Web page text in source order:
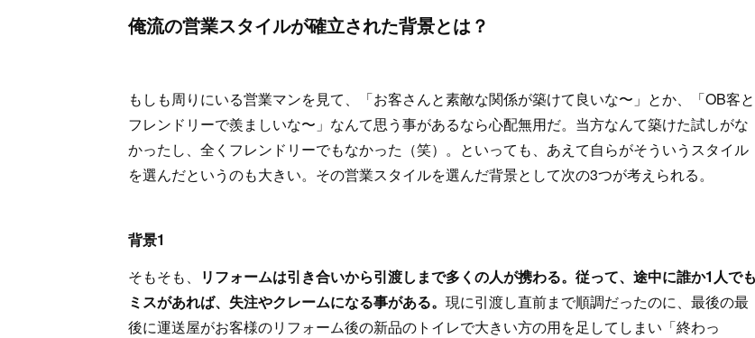
俺流の営業スタイルが確立された背景とは？
もしも周りにいる営業マンを見て、「お客さんと素敵な関係が築けて良いな〜」とか、「OB客と
フレンドリーで羨ましいな〜」なんて思う事があるなら心配無用だ。当方なんて築けた試しがな
かったし、全くフレンドリーでもなかった（笑）。といっても、あえて自らがそういうスタイル
を選んだというのも大きい。その営業スタイルを選んだ背景として次の3つが考えられる。
背景1
そもそも、
リフォームは引き合いから引渡しまで多くの人が携わる。従って、途中に誰か1人でも
ミスがあれば、失注やクレームになる事がある。 現に引渡し直前まで順調だったのに、最後の最
後に運送屋がお客様のリフォーム後の新品のトイレで大きい方の用を足してしまい「終わっ